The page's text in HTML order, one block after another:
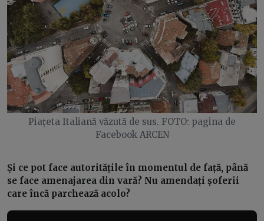
Piațeta Italiană văzută de sus. FOTO: pagina de
Facebook ARCEN
Și ce pot face autoritățile în momentul de față, până
se face amenajarea din vară? Nu amendați șoferii
care încă parchează acolo?